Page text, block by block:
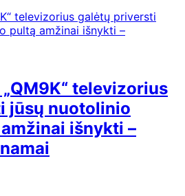
„QM9K“ televizorius
jūsų nuotolinio
išnykti –